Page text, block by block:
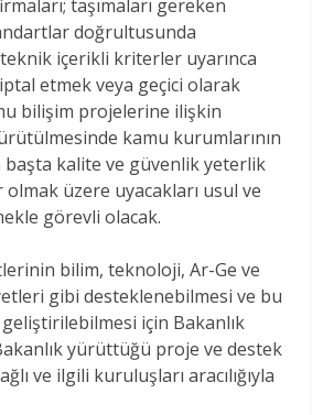
taşımaları gereken
doğrultusunda
içerikli kriterler uyarınca
etmek veya geçici olarak
bilişim projelerine ilişkin
kamu kurumlarının
kalite ve güvenlik yeterlik
üzere uyacakları usul ve
görevli olacak.
bilim, teknoloji, Ar-Ge ve
gibi desteklenebilmesi ve bu
için Bakanlık
yürüttüğü proje ve destek
ve ilgili kuruluşları aracılığıyla